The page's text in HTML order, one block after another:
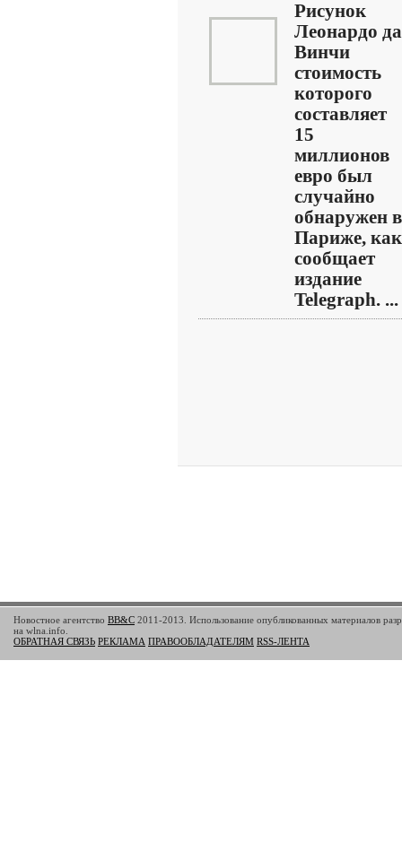
Рисунок
Леонардо да
Винчи
стоимость
которого
составляет
15
миллионов
евро был
случайно
обнаружен в
Париже, как
сообщает
издание
Telegraph. ...
Новостное агентство BB&C 2011-2013. Использование опубликованных материалов
на wlna.info.
ОБРАТНАЯ СВЯЗЬ РЕКЛАМА ПРАВООБЛАДАТЕЛЯМ RSS-ЛЕНТА